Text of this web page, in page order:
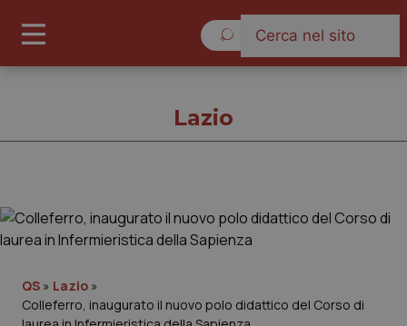
Governo e Parlamento
Lazio
QS » Lazio »
Colleferro, inaugurato il nuovo polo didattico del Corso di